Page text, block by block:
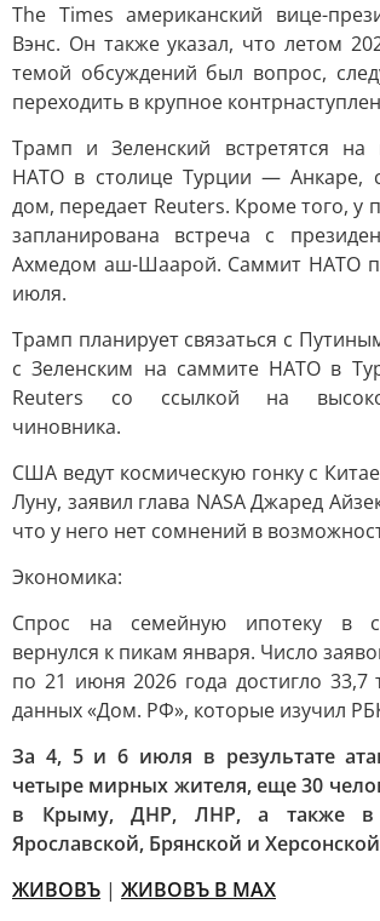
The Times американский вице-
Вэнс. Он также указал, что летом
темой обсуждений был вопрос,
переходить в крупное
Трамп и Зеленский встретятся на
НАТО в столице Турции — Анкаре,
дом, передает Reuters. Кроме того, у
запланирована встреча с
Ахмедом аш-Шаарой. Саммит НАТО
июля.
Трамп планирует связаться с
с Зеленским на саммите НАТО в
Reuters со ссылкой на
чиновника.
США ведут космическую гонку с
Луну, заявил глава NASA Джаред
что у него нет сомнений в
Экономика:
Спрос на семейную ипотеку в
вернулся к пикам января. Число
по 21 июня 2026 года достигло 33,7
данных «Дом. РФ», которые изучил
За 4, 5 и 6 июля в результате
четыре мирных жителя, еще 30
в Крыму, ДНР, ЛНР, а также в
Ярославской, Брянской и
ЖИВОВЪ | ЖИВОВЪ В МАХ